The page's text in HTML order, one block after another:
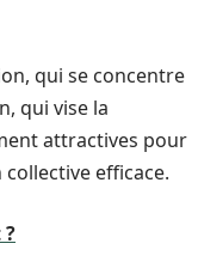
qui se concentre
qui vise la
attractives pour
efficace.